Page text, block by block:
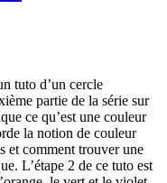
tuto d’un cercle
partie de la série sur
ce qu’est une couleur
la notion de couleur
et comment trouver une
L’étape 2 de ce tuto est